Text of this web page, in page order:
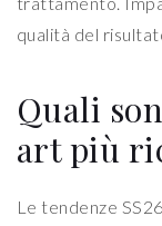
qualità del
Quali
art più
Le tendenze